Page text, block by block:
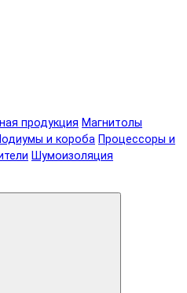
продукция Магнитолы
и короба Процессоры и
Шумоизоляция